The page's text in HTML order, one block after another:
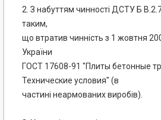
2. З набуттям чинності ДСТУ Б
таким,
що втратив чинність з 1 жовтня
України
ГОСТ 17608-91 "Плиты бетонные
Технические условия" (в
частині неармованих виробів).